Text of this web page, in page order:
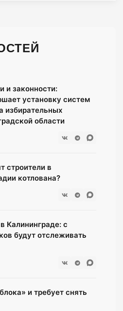
и законности:
установку систем
избирательных
области
строители в
котлована?
Калининграде: с
будут отслеживать
и требует снять